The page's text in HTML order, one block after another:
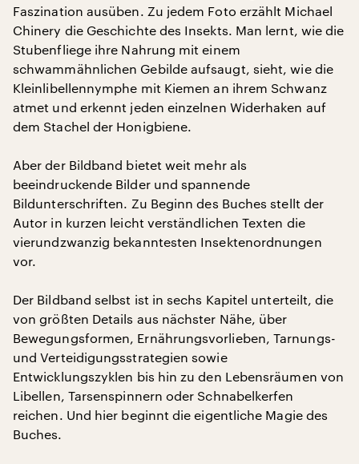
Faszination ausüben. Zu jedem Foto erzählt Michael
Chinery die Geschichte des Insekts. Man lernt, wie die
Stubenfliege ihre Nahrung mit einem
schwammähnlichen Gebilde aufsaugt, sieht, wie die
Kleinlibellennymphe mit Kiemen an ihrem Schwanz
atmet und erkennt jeden einzelnen Widerhaken auf
dem Stachel der Honigbiene.
Aber der Bildband bietet weit mehr als
beeindruckende Bilder und spannende
Bildunterschriften. Zu Beginn des Buches stellt der
Autor in kurzen leicht verständlichen Texten die
vierundzwanzig bekanntesten Insektenordnungen
vor.
Der Bildband selbst ist in sechs Kapitel unterteilt, die
von größten Details aus nächster Nähe, über
Bewegungsformen, Ernährungsvorlieben, Tarnungs-
und Verteidigungsstrategien sowie
Entwicklungszyklen bis hin zu den Lebensräumen von
Libellen, Tarsenspinnern oder Schnabelkerfen
reichen. Und hier beginnt die eigentliche Magie des
Buches.